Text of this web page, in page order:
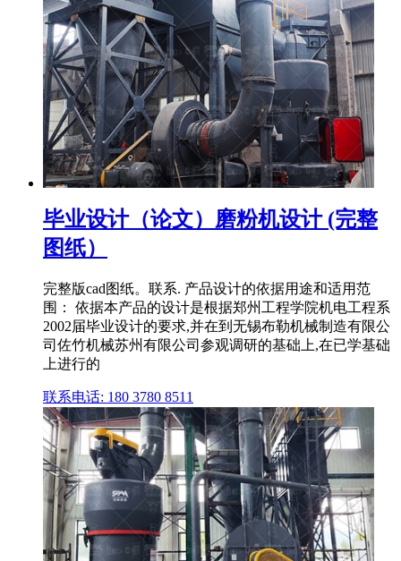
毕业设计（论文）磨粉机设计 (完整
图纸）
完整版cad图纸。联系. 产品设计的依据用途和适用范
围： 依据本产品的设计是根据郑州工程学院机电工程系
2002届毕业设计的要求,并在到无锡布勒机械制造有限公
司佐竹机械苏州有限公司参观调研的基础上,在已学基础
上进行的
联系电话: 180 3780 8511